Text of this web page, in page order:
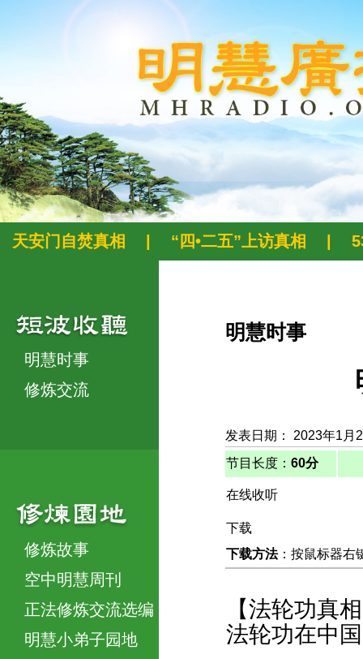
天安门自焚真相 “四•二五”上访真相
明慧时事
修炼交流
修炼故事
空中明慧周刊
正法修炼交流选编
明慧小弟子园地
明慧时事
发表日期： 2023年1月
节目长度： 60分
在线收听
下载
下载方法：按鼠标器右
【法轮功真
法轮功在中